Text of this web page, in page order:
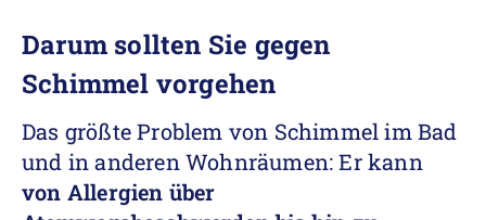
Darum sollten Sie gegen
Schimmel vorgehen
Das größte Problem von Schimmel im Bad
und in anderen Wohnräumen: Er kann
von Allergien über